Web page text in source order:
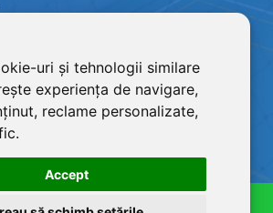
uri și tehnologii similare
experiența de navigare,
reclame personalizate,
Accept
21304053, J12/1131/2007